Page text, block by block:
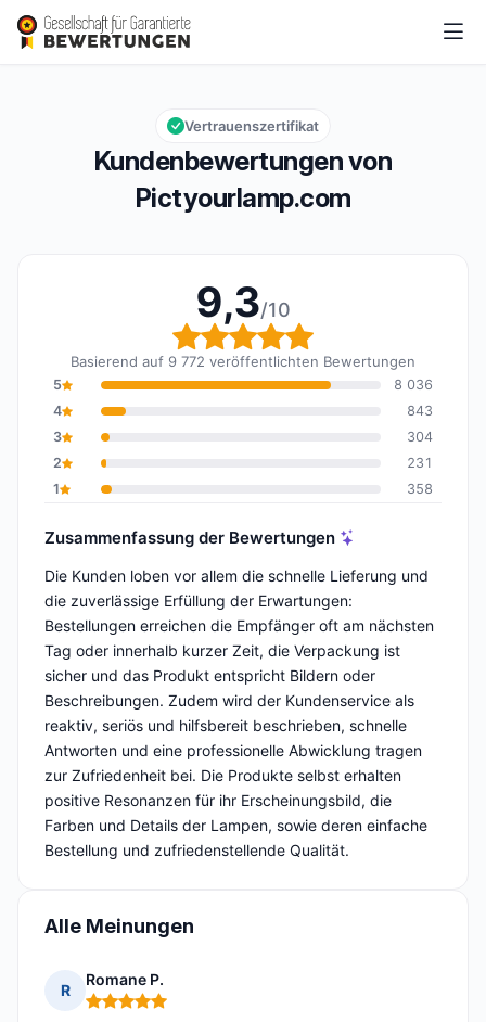
Pictyourlamp.com
Gesamtbewertung: 9,3 von 10
9,3/10
Kundenbewertungen von
Pictyourlamp.com
Vertrauenszertifikat
9,3/10
Gesamtbewertung: 9,3
Basierend auf 9 772 veröffentlichten Bewertungen
5
8 036
4
843
3
304
2
231
1
358
Zusammenfassung der Bewertungen
Die Kunden loben vor allem die schnelle Lieferung und
die zuverlässige Erfüllung der Erwartungen:
Bestellungen erreichen die Empfänger oft am nächsten
Tag oder innerhalb kurzer Zeit, die Verpackung ist
sicher und das Produkt entspricht Bildern oder
Beschreibungen. Zudem wird der Kundenservice als
reaktiv, seriös und hilfsbereit beschrieben, schnelle
Antworten und eine professionelle Abwicklung tragen
zur Zufriedenheit bei. Die Produkte selbst erhalten
positive Resonanzen für ihr Erscheinungsbild, die
Farben und Details der Lampen, sowie deren einfache
Bestellung und zufriedenstellende Qualität.
Alle Meinungen
R
Romane P.
Hinweis: 5 von 5